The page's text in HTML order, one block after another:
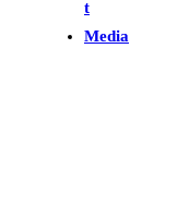
t
Media